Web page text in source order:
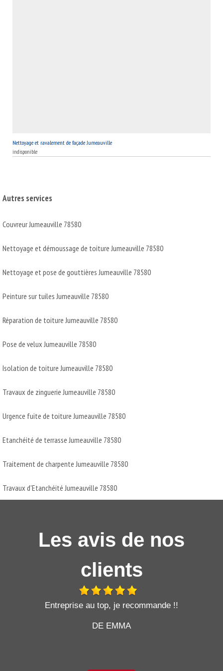
Nettoyage et ravalement de façade Jumeauville
indisponible
Autres services
Couvreur Jumeauville 78580
Nettoyage et démoussage de toiture Jumeauville 78580
Nettoyage et pose de gouttières Jumeauville 78580
Peinture sur tuiles Jumeauville 78580
Réparation de toiture Jumeauville 78580
Pose de velux Jumeauville 78580
Isolation de toiture Jumeauville 78580
Travaux de zinguerie Jumeauville 78580
Urgence fuite de toiture Jumeauville 78580
Etanchéité de terrasse Jumeauville 78580
Traitement de charpente Jumeauville 78580
Travaux d'Etanchéité Jumeauville 78580
Les avis de nos
clients
Entreprise au top, je recommande !!
DE EMMA